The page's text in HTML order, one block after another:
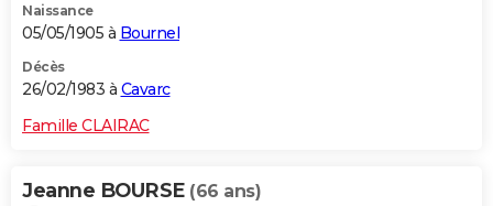
Naissance
05/05/1905 à Bournel
Décès
26/02/1983 à Cavarc
Famille CLAIRAC
Jeanne BOURSE (66 ans)